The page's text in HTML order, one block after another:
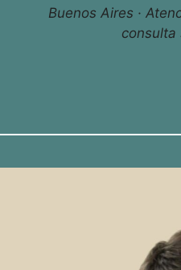
Buenos Aires ·
consulta